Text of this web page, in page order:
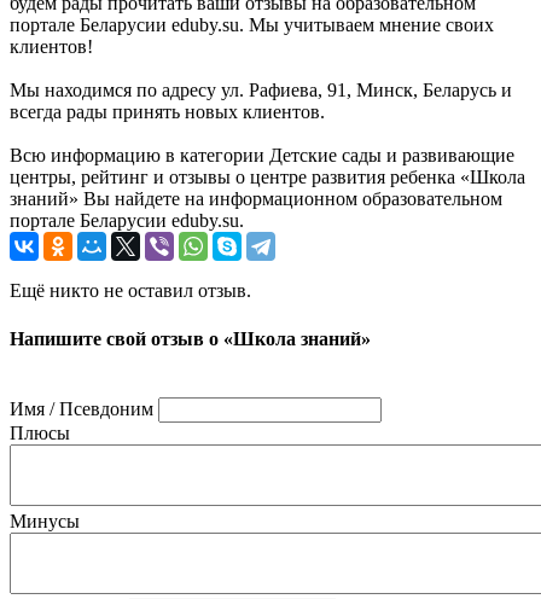
портале Беларусии eduby.su. Мы учитываем мнение своих
клиентов!
Мы находимся по адресу ул. Рафиева, 91, Минск, Беларусь и
всегда рады принять новых клиентов.
Всю информацию в категории Детские сады и развивающие
центры, рейтинг и отзывы о центре развития ребенка «Школа
знаний» Вы найдете на информационном образовательном
портале Беларусии eduby.su.
Ещё никто не оставил отзыв.
Напишите свой отзыв о «Школа знаний»
Имя / Псевдоним
Плюсы
Минусы